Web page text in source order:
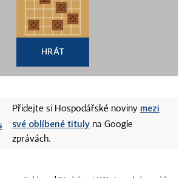
HRÁT
Přidejte si Hospodářské noviny mezi
své oblíbené tituly na Google
zprávách.